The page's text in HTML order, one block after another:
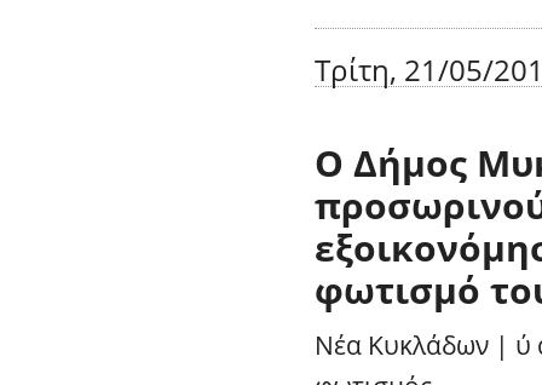
Τρίτη, 21/05/
Ο Δήμος
φωτισμό
Νέα Κυκλάδων | ύ